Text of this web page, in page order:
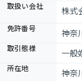
取扱い会社 株式
免許番号 神奈
取引態様 一般
所在地 神奈